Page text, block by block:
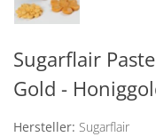
Sugarflair
Gold -
Hersteller: Sugarflair